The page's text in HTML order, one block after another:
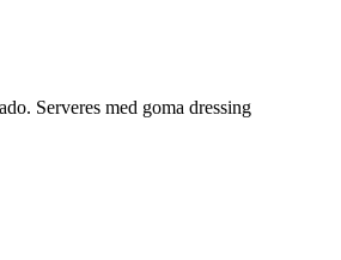
Serveres med goma dressing